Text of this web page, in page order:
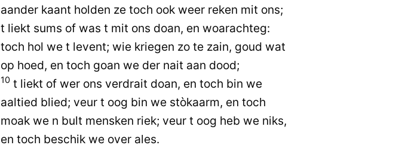
aander kaant holden ze toch ook weer reken mit ons;
t liekt sums of was t mit ons doan, en woarachteg:
toch hol we t levent; wie kriegen zo te zain, goud wat
op hoed, en toch goan we der nait aan dood;
10 t liekt of wer ons verdrait doan, en toch bin we
aaltied blied; veur t oog bin we stòkaarm, en toch
moak we n bult mensken riek; veur t oog heb we niks,
en toch beschik we over ales.